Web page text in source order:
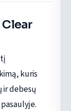
kuris
ir debesų